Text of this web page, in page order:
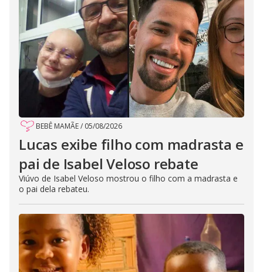
BEBÊ MAMÃE/ 05/08/2026
Lucas exibe filho com madrasta e
pai de Isabel Veloso rebate
Viúvo de Isabel Veloso mostrou o filho com a madrasta e
o pai dela rebateu.